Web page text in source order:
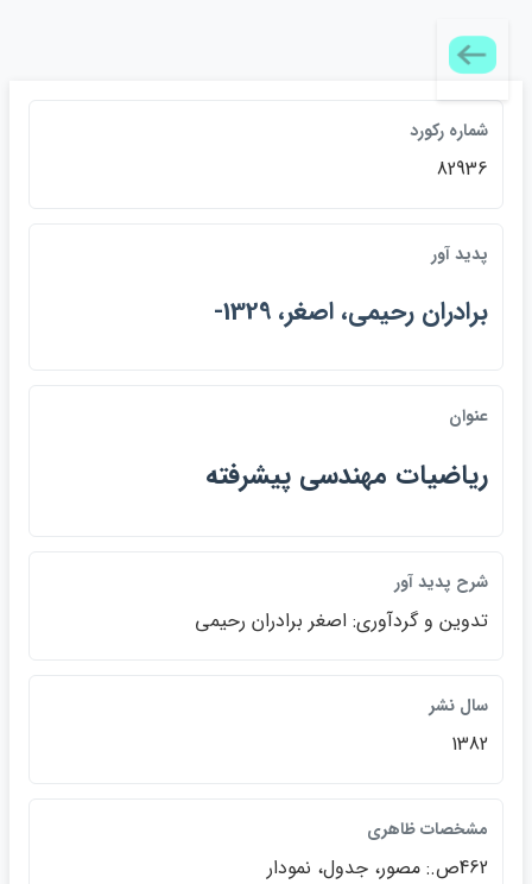
شماره ركورد
82936
پديد آور
برادران رحيمي، اصغر، 1329-
عنوان
رياضيات مهندسي پيشرفته
شرح پديد آور
تدوين و گردآوري: اصغر برادران رحيمي
سال نشر
1382
مشخصات ظاهري
462ص.: مصور، جدول، نمودار